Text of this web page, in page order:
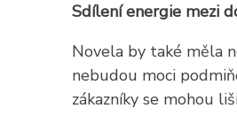
Sdílení energie mezi
Novela by také měla
nebudou moci
zákazníky se mohou